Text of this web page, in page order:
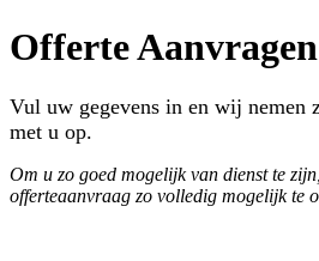
Offerte Aanvragen
Vul uw gegevens in en wij nemen
met u op.
Om u zo goed mogelijk van dienst te
offerteaanvraag zo volledig mogelijk te